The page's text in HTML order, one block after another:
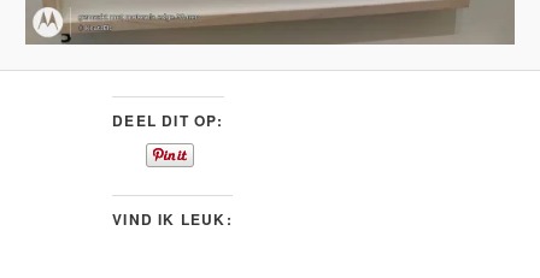
DEEL DIT OP:
VIND IK LEUK: